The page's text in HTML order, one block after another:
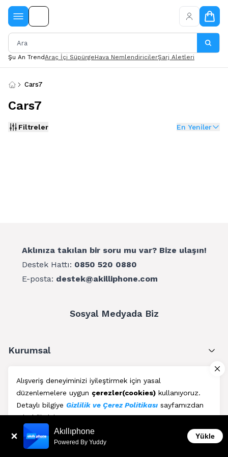
Alışveriş deneyiminizi iyileştirmek için yasal
düzenlemelere uygun çerezler(cookies) kullanıyoruz.
Detaylı bilgiye Gizlilik ve Çerez Politikası sayfamızdan
erişebilirsiniz.
Kabul Et
Şu An TrendAraç İçi SüpürgeHava NemlendiricilerŞarj Aletleri
Cars7
Cars7
Filtreler En Yeniler
Aklınıza takılan bir soru mu var? Bize ulaşın!
Destek Hattı: 0850 520 0880
E-posta: destek@akilliphone.com
Sosyal Medyada Biz
Kurumsal
Müşteri Hizmetleri
Üyelik
Blog Akıllıphone
Powered By Yuddy
Yükle